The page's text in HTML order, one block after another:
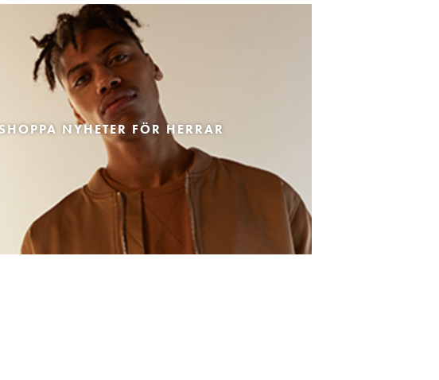
SHOPPA NYHETER FÖR HERRAR